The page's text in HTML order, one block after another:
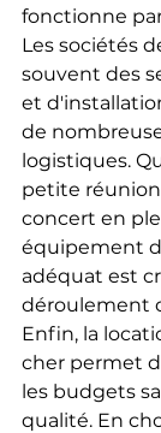
fonctionne
Les sociétés
souvent des
et
de
logistiques.
petite
concert en
équipement
adéquat est
déroulement
Enfin, la
cher permet
les budgets
qualité. En